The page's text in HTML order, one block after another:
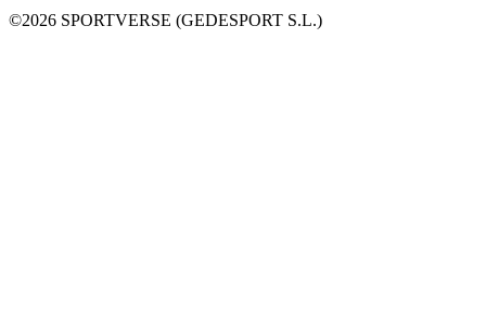
©2026 SPORTVERSE (GEDESPORT S.L.)